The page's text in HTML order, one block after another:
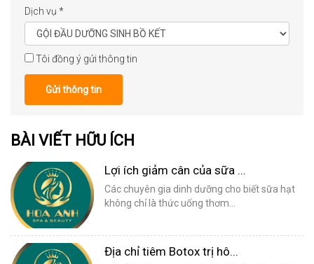
Dịch vụ *
Tôi đồng ý gửi thông tin
Gửi thông tin
BÀI VIẾT HỮU ÍCH
Lợi ích giảm cân của sữa ...
Các chuyên gia dinh dưỡng cho biết sữa hạt
không chỉ là thức uống thơm...
Địa chỉ tiêm Botox trị hô...